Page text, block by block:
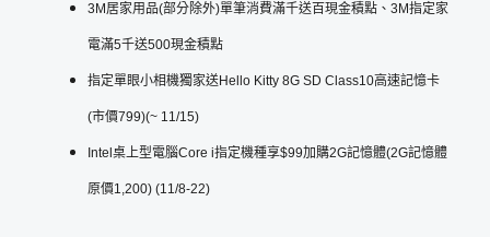
3M居家用品(部分除外)單筆消費滿千送百現金積點、3M指定家
電滿5千送500現金積點
指定單眼小相機獨家送Hello Kitty 8G SD Class10高速記憶卡
(市價799)(~ 11/15)
Intel桌上型電腦Core i指定機種享$99加購2G記憶體(2G記憶體
原價1,200) (11/8-22)